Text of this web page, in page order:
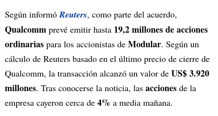
Según informóReuters, como parte del acuerdo,
Qualcomm prevé emitir hasta 19,2 millones de acciones
ordinarias para los accionistas de Modular. Según un
cálculo de Reuters basado en el último precio de cierre de
Qualcomm, la transacción alcanzó un valor de US$ 3.920
millones. Tras conocerse la noticia, las acciones de la
empresa cayeron cerca de 4% a media mañana.